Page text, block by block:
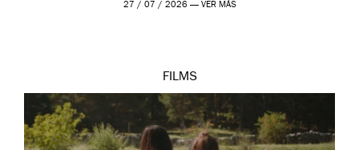
27 / 07 / 2026 — VER MÁS
FILMS